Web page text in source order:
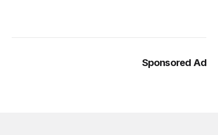
Sponsored Ad